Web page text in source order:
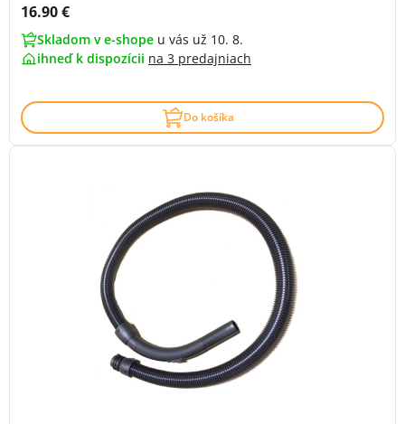
Cena s DPH:
16.90 €
Skladom v e-shope u vás už 10. 8.
ihneď k dispozícii na 3 predajniach
Do košíka